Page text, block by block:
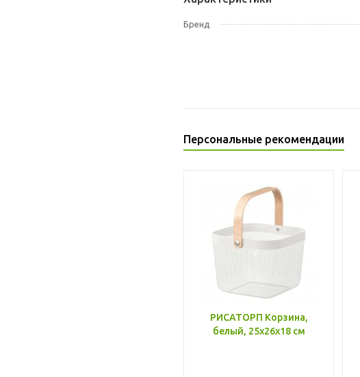
Бренд
Персональные рекомендации
РИСАТОРП Корзина,
белый, 25x26x18 см